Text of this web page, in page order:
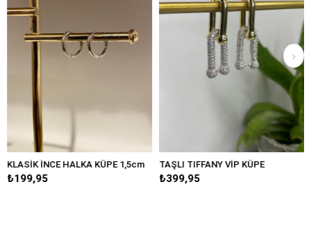
HALKA KÜPE 1,5cm TAŞLI TIFFANY VİP KÜPE BÜYÜK